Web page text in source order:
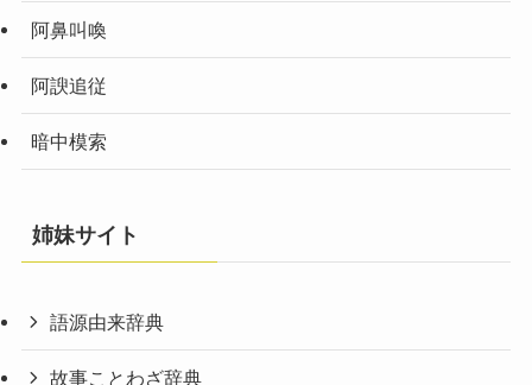
阿鼻叫喚
阿諛追従
暗中模索
姉妹サイト
語源由来辞典
故事ことわざ辞典